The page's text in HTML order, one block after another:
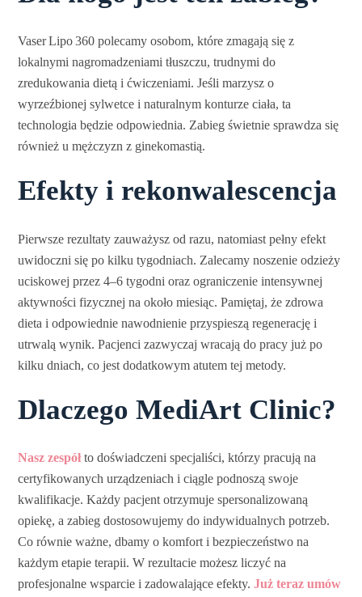
Vaser Lipo 360 polecamy osobom, które zmagają się z
lokalnymi nagromadzeniami tłuszczu, trudnymi do
zredukowania dietą i ćwiczeniami. Jeśli marzysz o
wyrzeźbionej sylwetce i naturalnym konturze ciała, ta
technologia będzie odpowiednia. Zabieg świetnie sprawdza się
również u mężczyzn z ginekomastią.
Efekty i rekonwalescencja
Pierwsze rezultaty zauważysz od razu, natomiast pełny efekt
uwidoczni się po kilku tygodniach. Zalecamy noszenie odzieży
uciskowej przez 4–6 tygodni oraz ograniczenie intensywnej
aktywności fizycznej na około miesiąc. Pamiętaj, że zdrowa
dieta i odpowiednie nawodnienie przyspieszą regenerację i
utrwalą wynik. Pacjenci zazwyczaj wracają do pracy już po
kilku dniach, co jest dodatkowym atutem tej metody.
Dlaczego MediArt Clinic?
Nasz zespółto doświadczeni specjaliści, którzy pracują na
certyfikowanych urządzeniach i ciągle podnoszą swoje
kwalifikacje. Każdy pacjent otrzymuje spersonalizowaną
opiekę, a zabieg dostosowujemy do indywidualnych potrzeb.
Co równie ważne, dbamy o komfort i bezpieczeństwo na
każdym etapie terapii. W rezultacie możesz liczyć na
profesjonalne wsparcie i zadowalające efekty.Już teraz umów